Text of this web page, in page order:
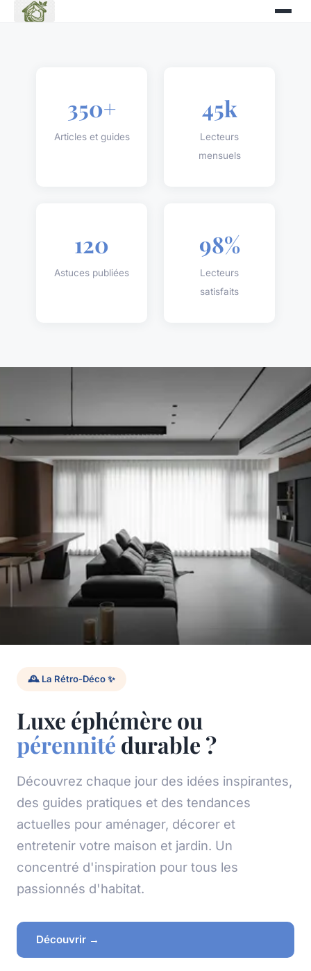
350+
Articles et guides
45k
Lecteurs
mensuels
120
Astuces publiées
98%
Lecteurs
satisfaits
🕰️ La Rétro-Déco ✨
Luxe éphémère ou
pérennité durable ?
Découvrez chaque jour des idées inspirantes,
des guides pratiques et des tendances
actuelles pour aménager, décorer et
entretenir votre maison et jardin. Un
concentré d'inspiration pour tous les
passionnés d'habitat.
Découvrir →